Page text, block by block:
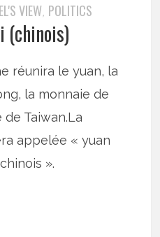
VIEW, POLITICS
(chinois)
réunira le yuan, la
la monnaie de
Taiwan.La
appelée « yuan
».